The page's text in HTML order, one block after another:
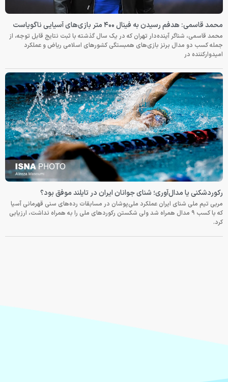
محمد قاسمی: هدفم رسیدن به فینال ۴۰۰ متر بازی‌های آسیایی ناگویاست
محمد قاسمی، شناگر آینده‌دار تهران که در یک سال گذشته با ثبت نتایج قابل توجه، از
جمله کسب دو مدال برنز بازی‌های همبستگی کشورهای اسلامی ریاض و عملکرد
امیدوارکننده در
رکوردشکنی یا مدال‌آوری؛ شنای جوانان ایران در تایلند موفق بود؟
مربی تیم ملی شنای ایران عملکرد ملی‌پوشان در مسابقات رده‌های سنی قهرمانی آسیا
که با کسب ۹ مدال همراه شد ولی شکستن رکوردهای ملی را به همراه نداشت، ارزیابی
کرد.